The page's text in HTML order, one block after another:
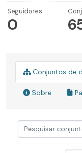
Seguidores
0
Conjuntos de
Sobre